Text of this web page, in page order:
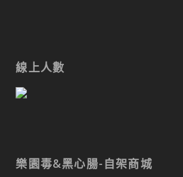
線上人數
樂園毒&黑心腸-自架商城